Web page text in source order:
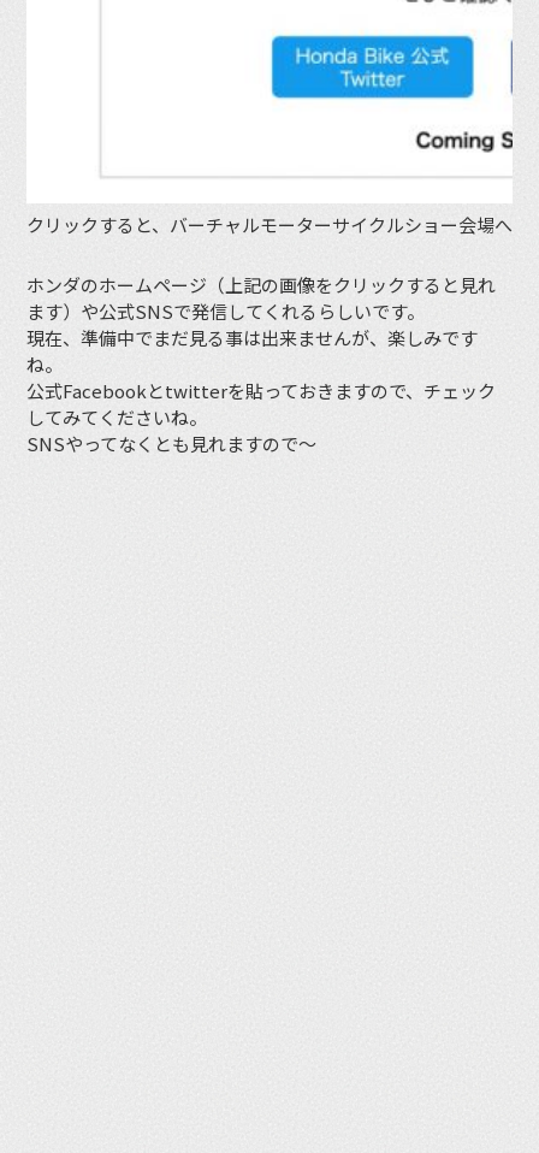
クリックすると、バーチャルモーターサイクルショー会場へ
ホンダのホームページ（上記の画像をクリックすると見れ
ます）や公式SNSで発信してくれるらしいです。
現在、準備中でまだ見る事は出来ませんが、楽しみです
ね。
公式Facebookとtwitterを貼っておきますので、チェック
してみてくださいね。
SNSやってなくとも見れますので〜